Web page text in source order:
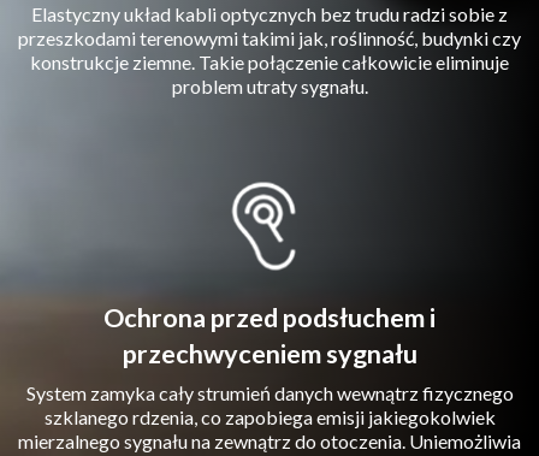
Elastyczny układ kabli optycznych bez trudu radzi sobie z
przeszkodami terenowymi takimi jak, roślinność, budynki czy
konstrukcje ziemne. Takie połączenie całkowicie eliminuje
problem utraty sygnału.
Ochrona przed podsłuchem i
przechwyceniem sygnału
System zamyka cały strumień danych wewnątrz fizycznego
szklanego rdzenia, co zapobiega emisji jakiegokolwiek
mierzalnego sygnału na zewnątrz do otoczenia. Uniemożliwia